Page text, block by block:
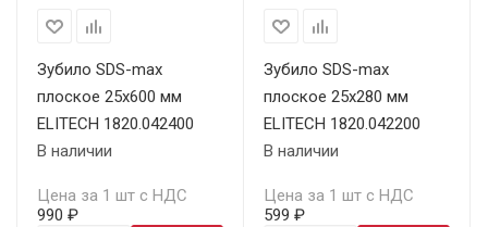
Зубило SDS-max
плоское 25х600 мм
ELITECH 1820.042400
В наличии
Цена за 1 шт с НДС
990 ₽
Зубило SDS-max
плоское 25х280 мм
ELITECH 1820.042200
В наличии
Цена за 1 шт с НДС
599 ₽